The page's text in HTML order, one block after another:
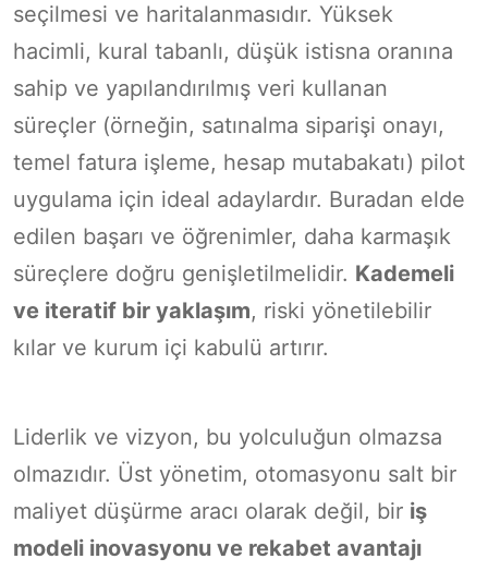
seçilmesi ve haritalanmasıdır. Yüksek
hacimli, kural tabanlı, düşük istisna oranına
sahip ve yapılandırılmış veri kullanan
süreçler (örneğin, satınalma siparişi onayı,
temel fatura işleme, hesap mutabakatı) pilot
uygulama için ideal adaylardır. Buradan elde
edilen başarı ve öğrenimler, daha karmaşık
süreçlere doğru genişletilmelidir. Kademeli
ve iteratif bir yaklaşım, riski yönetilebilir
kılar ve kurum içi kabulü artırır.
Liderlik ve vizyon, bu yolculuğun olmazsa
olmazıdır. Üst yönetim, otomasyonu salt bir
maliyet düşürme aracı olarak değil, bir iş
modeli inovasyonu ve rekabet avantajı